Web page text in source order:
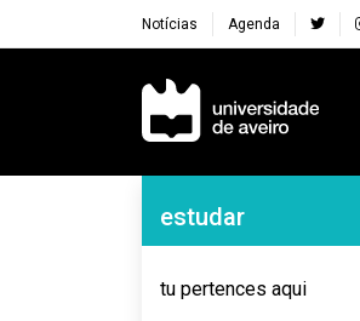
Notícias Agenda
Navegação Principal
Navegação
estudar
tu pertences aqui